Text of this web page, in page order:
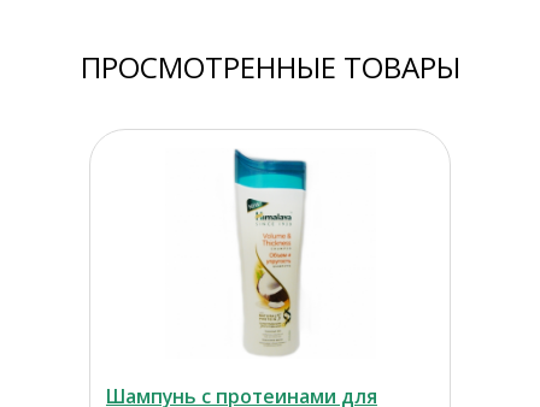
ПРОСМОТРЕННЫЕ ТОВАРЫ
Шампунь с протеинами для